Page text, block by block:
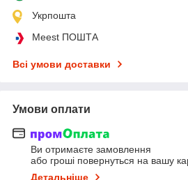
Укрпошта
Meest ПОШТА
Всі умови доставки
Умови оплати
Ви отримаєте замовлення
або гроші повернуться на вашу
Детальніше